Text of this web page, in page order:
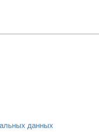
данных